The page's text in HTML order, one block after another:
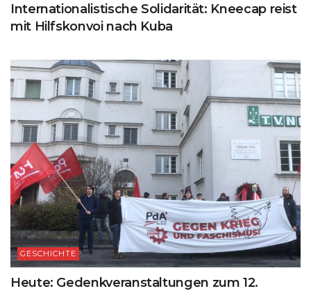
Internationalistische Solidarität: Kneecap reist
mit Hilfskonvoi nach Kuba
GESCHICHTE
Heute: Gedenkveranstaltungen zum 12.